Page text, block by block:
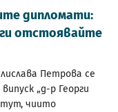
дипломати:
отстоявайте
Петрова се
„д-р Георги
чиито